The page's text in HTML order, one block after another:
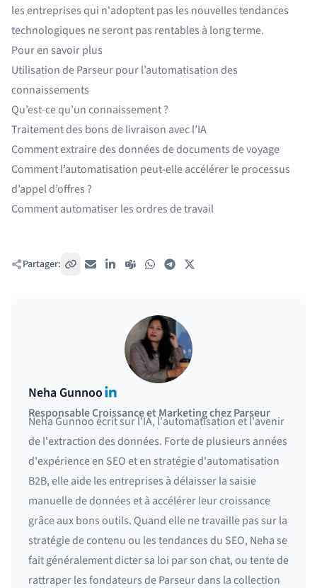
les entreprises qui n'adoptent pas les nouvelles tendances
technologiques ne seront pas rentables à long terme.
Pour en savoir plus
Utilisation de Parseur pourl’automatisation des
connaissements
Qu’est-ce qu’unconnaissement?
Traitement des bons de livraison avec l’IA
Comment extraire des données dedocuments de voyage
Comment l’automatisation peut-elle accélérer le processus
d’appel d’offres ?
Comment automatiser les ordres de travail
Partager: Copier le lien
E-mail LinkedIn
Teams WhatsAppTelegram
Neha GunnooLinkedIn
Responsable Croissance et Marketing chez Parseur
Neha Gunnoo écrit sur l'IA, l'automatisation et l'avenir
de l'extraction des données. Forte de plusieurs années
d'expérience en SEO et en stratégie d'automatisation
B2B, elle aide les entreprises à délaisser la saisie
manuelle de données et à accélérer leur croissance
grâce aux bons outils. Quand elle ne travaille pas sur la
stratégie de contenu ou les tendances du SEO, Neha se
fait généralement dicter sa loi par son chat, ou tente de
rattraper les fondateurs de Parseur dans la collection